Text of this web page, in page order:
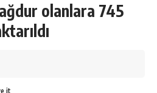
olanlara 745